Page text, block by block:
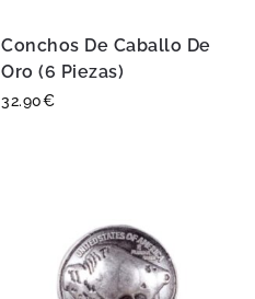
Conchos De Caballo De
Oro (6 Piezas)
32.90€